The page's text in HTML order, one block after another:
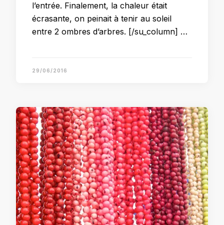
l’entrée. Finalement, la chaleur était
écrasante, on peinait à tenir au soleil
entre 2 ombres d’arbres. [/su_column] …
29/06/2016